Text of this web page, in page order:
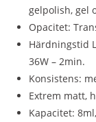
gelpolish, gel
Opacitet:
Härdningstid
36W – 2min.
Konsistens:
Extrem matt,
Kapacitet: 8ml,